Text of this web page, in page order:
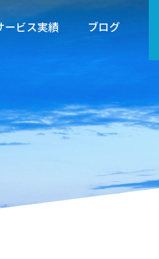
ービス実績 ブログ